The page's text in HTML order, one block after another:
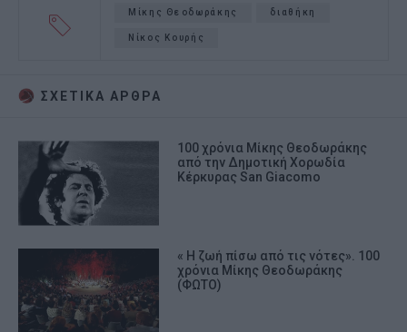
Μίκης Θεοδωράκης διαθήκη
Νίκος Κουρής
ΣΧΕΤΙΚA AΡΘΡΑ
100 χρόνια Μίκης Θεοδωράκης
από την Δημοτική Χορωδία
Κέρκυρας San Giacomo
« Η ζωή πίσω από τις νότες». 100
χρόνια Μίκης Θεοδωράκης
(ΦΩΤΟ)